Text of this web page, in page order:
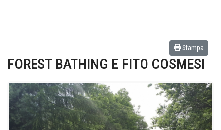
Stampa
FOREST BATHING E FITO COSMESI